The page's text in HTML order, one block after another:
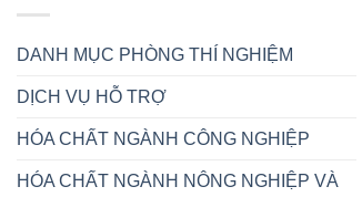
DANH MỤC PHÒNG THÍ NGHIỆM
DỊCH VỤ HỖ TRỢ
HÓA CHẤT NGÀNH CÔNG NGHIỆP
HÓA CHẤT NGÀNH NÔNG NGHIỆP VÀ